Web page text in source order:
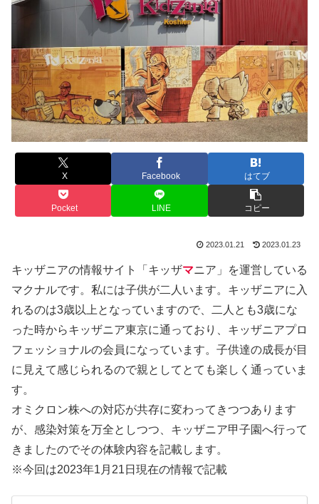
X Facebook はてブ
Pocket LINE コピー
2023.01.21 2023.01.23
キッザニアの情報サイト「キッザマニア」を運営している
マクナルです。私には子供が二人います。キッザニアに入
れるのは3歳以上となっていますので、二人とも3歳にな
った時からキッザニア東京に通っており、キッザニアプロ
フェッショナルの会員になっています。子供達の成長が目
に見えて感じられるので親としてとても楽しく通っていま
す。
オミクロン株への対応が共存に変わってきつつあります
が、感染対策を万全としつつ、キッザニア甲子園へ行って
きましたのでその体験内容を記載します。
※今回は2023年1月21日現在の情報で記載